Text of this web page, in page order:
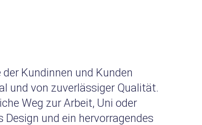
Kundinnen und Kunden
und von zuverlässiger Qualität.
Weg zur Arbeit, Uni oder
und ein hervorragendes